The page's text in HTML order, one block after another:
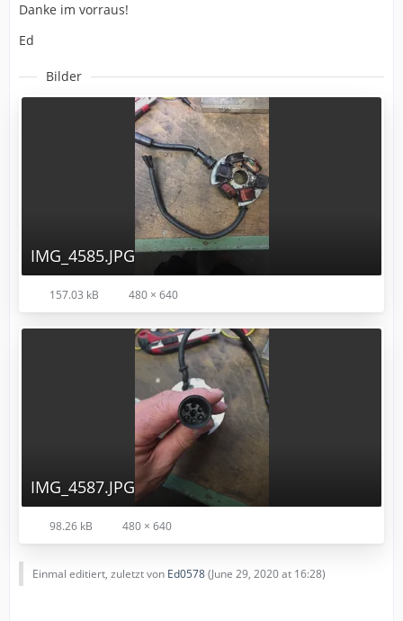
Danke im vorraus!
Ed
Bilder
IMG_4585.JPG
157.03 kB 480 × 640
IMG_4587.JPG
98.26 kB 480 × 640
Einmal editiert, zuletzt von Ed0578(June 29, 2020 at 16:28)